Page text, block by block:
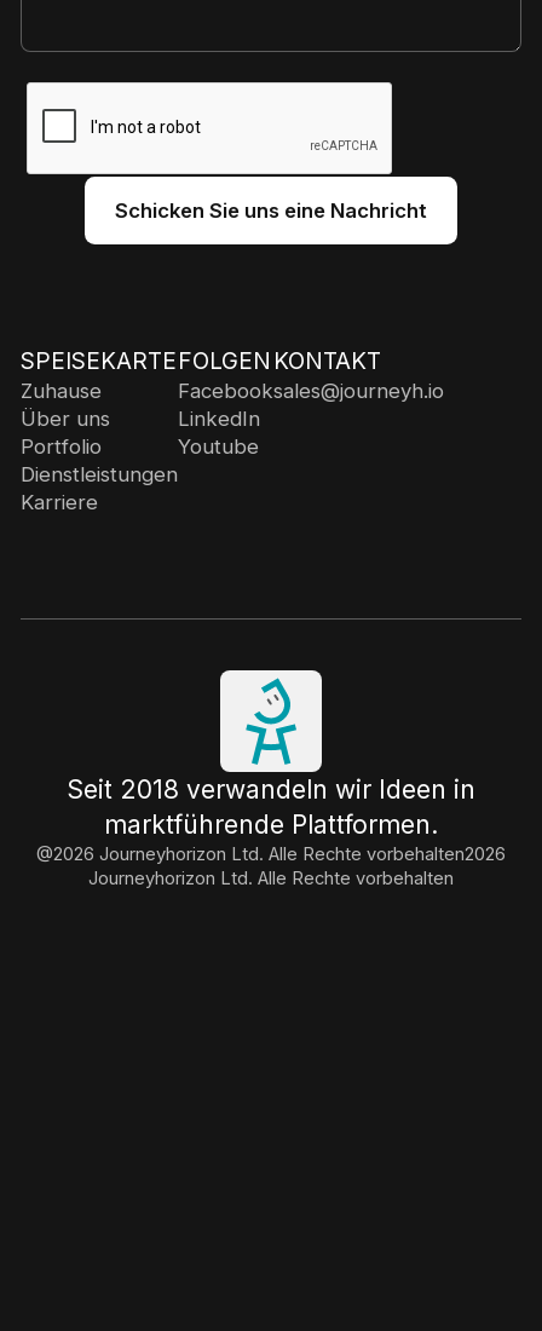
SPEISEKARTE
Zuhause
Über uns
Portfolio
Dienstleistungen
Karriere
FOLGEN
Facebook
LinkedIn
Youtube
KONTAKT
sales@journeyh.io
Seit 2018 verwandeln wir Ideen in
marktführende Plattformen.
@2026 Journeyhorizon Ltd. Alle Rechte vorbehalten2026
Journeyhorizon Ltd. Alle Rechte vorbehalten